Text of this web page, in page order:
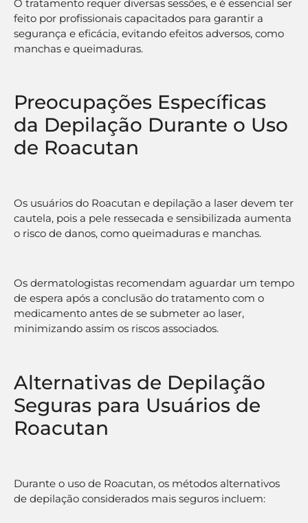
O tratamento requer diversas sessões, e é essencial ser
feito por profissionais capacitados para garantir a
segurança e eficácia, evitando efeitos adversos, como
manchas e queimaduras.
Preocupações Específicas
da Depilação Durante o Uso
de Roacutan
Os usuários do Roacutan e depilação a laser devem ter
cautela, pois a pele ressecada e sensibilizada aumenta
o risco de danos, como queimaduras e manchas.
Os dermatologistas recomendam aguardar um tempo
de espera após a conclusão do tratamento com o
medicamento antes de se submeter ao laser,
minimizando assim os riscos associados.
Alternativas de Depilação
Seguras para Usuários de
Roacutan
Durante o uso de Roacutan, os métodos alternativos
de depilação considerados mais seguros incluem: